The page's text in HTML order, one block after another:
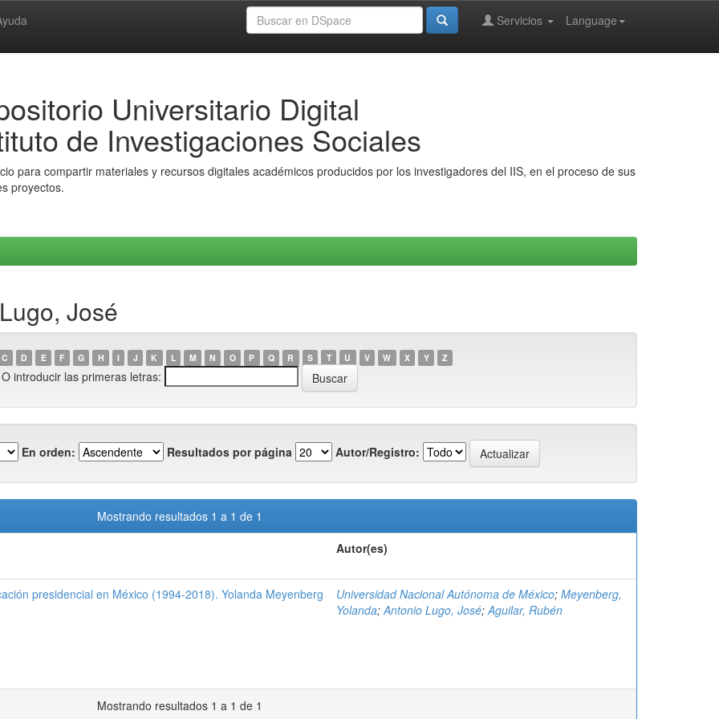
Language
Servicios
Universitario Digital
de Investigaciones Sociales
para compartir materiales y recursos digitales académicos producidos por los investigadores del IIS, en el proceso de sus
proyectos.
José
C D E F G H I J K L M N O P Q R S T U V W X Y Z
O introducir las primeras letras:
En orden: Resultados por página Autor/Registro:
Mostrando resultados 1 a 1 de 1
Autor(es)
presidencial en México (1994-2018). Yolanda Meyenberg
Universidad Nacional Autónoma de México; Meyenberg,
Yolanda;Antonio Lugo, José;Aguilar, Rubén
Mostrando resultados 1 a 1 de 1